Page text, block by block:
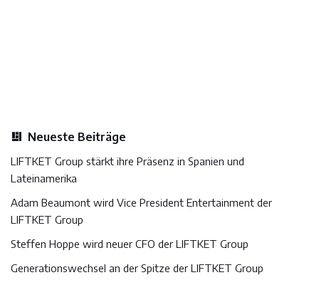
Neueste Beiträge
LIFTKET Group stärkt ihre Präsenz in Spanien und
Lateinamerika
Adam Beaumont wird Vice President Entertainment der
LIFTKET Group
Steffen Hoppe wird neuer CFO der LIFTKET Group
Generationswechsel an der Spitze der LIFTKET Group